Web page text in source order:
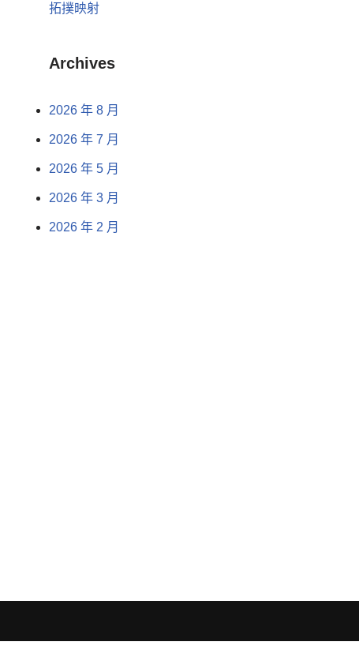
拓撲映射
Archives
2026 年 8 月
2026 年 7 月
2026 年 5 月
2026 年 3 月
2026 年 2 月